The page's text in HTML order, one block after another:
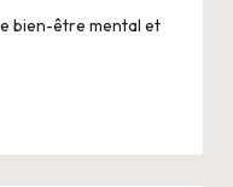
bien-être mental et